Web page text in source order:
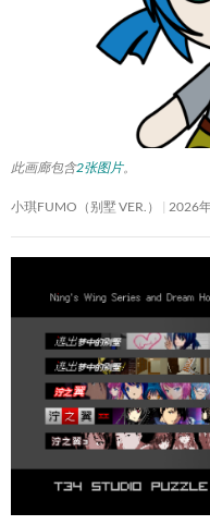
此画廊包含2张图片。
小琪FUMO（别墅 VER.） 2026